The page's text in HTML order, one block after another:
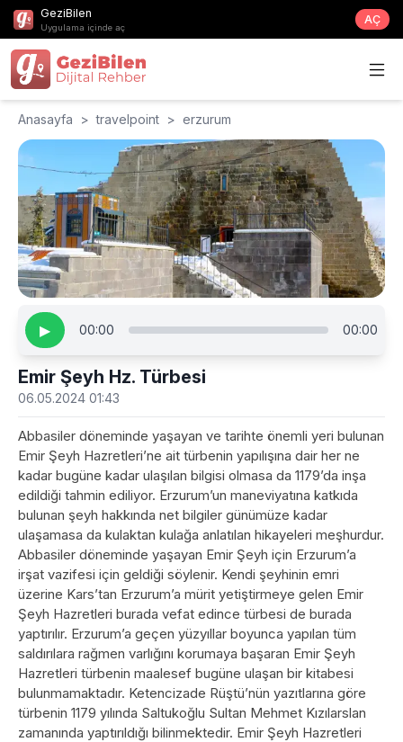
GeziBilen
Uygulama içinde aç
AÇ
Anasayfa > travelpoint > erzurum
▶ 00:00 00:00
Emir Şeyh Hz. Türbesi
06.05.2024 01:43
Abbasiler döneminde yaşayan ve tarihte önemli yeri bulunan
Emir Şeyh Hazretleri’ne ait türbenin yapılışına dair her ne
kadar bugüne kadar ulaşılan bilgisi olmasa da 1179’da inşa
edildiği tahmin ediliyor. Erzurum’un maneviyatına katkıda
bulunan şeyh hakkında net bilgiler günümüze kadar
ulaşamasa da kulaktan kulağa anlatılan hikayeleri meşhurdur.
Abbasiler döneminde yaşayan Emir Şeyh için Erzurum’a
irşat vazifesi için geldiği söylenir. Kendi şeyhinin emri
üzerine Kars’tan Erzurum’a mürit yetiştirmeye gelen Emir
Şeyh Hazretleri burada vefat edince türbesi de burada
yaptırılır. Erzurum’a geçen yüzyıllar boyunca yapılan tüm
saldırılara rağmen varlığını korumaya başaran Emir Şeyh
Hazretleri türbenin maalesef bugüne ulaşan bir kitabesi
bulunmamaktadır. Ketencizade Rüştü’nün yazıtlarına göre
türbenin 1179 yılında Saltukoğlu Sultan Mehmet Kızılarslan
zamanında yaptırıldığı bilinmektedir. Emir Şeyh Hazretleri